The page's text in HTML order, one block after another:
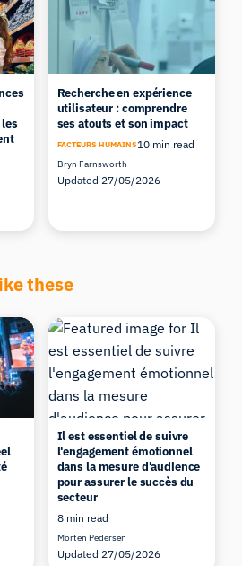
Recherche en expérience
utilisateur : comprendre
ses atouts et son impact
FACTEURS HUMAINS10 min read
Bryn Farnsworth
Updated 27/05/2026
these
Il est essentiel de suivre
l'engagement émotionnel
dans la mesure d'audience
pour assurer le succès du
secteur
8 min read
Morten Pedersen
Updated 27/05/2026